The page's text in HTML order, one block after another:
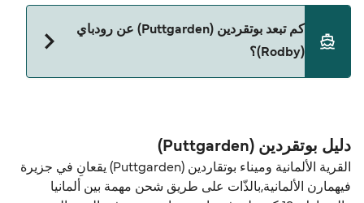
إلى جواز سفر للحيوان. يرجى مراجعة تعليمات شركات
العبّارات بخصوص الحيوانات. حالياً يمكنك أخذ حيواناتك
الأليفة على العبّارة مع:
كم تبعد بوتقردين (Puttgarden) عن رودباي
(Rodby)؟
دليل بوتقردين (Puttgarden)
القرية الألمانية وميناء بوتقاردين (Puttgarden) يقعانِ في جزيرة
فيهمارن الألمانية,بالذّات على طريق شحن مهمة بين ألمانيا